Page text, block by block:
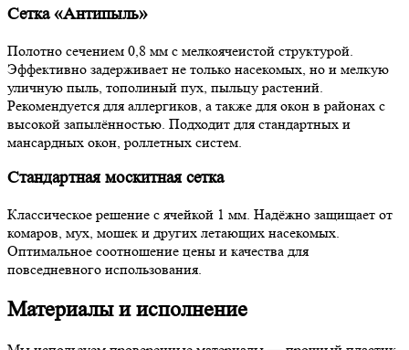
Сетка «Антипыль»
Полотно сечением 0,8 мм с мелкоячеистой структурой.
Эффективно задерживает не только насекомых, но и мелкую
уличную пыль, тополиный пух, пыльцу растений.
Рекомендуется для аллергиков, а также для окон в районах с
высокой запылённостью. Подходит для стандартных и
мансардных окон, роллетных систем.
Стандартная москитная сетка
Классическое решение с ячейкой 1 мм. Надёжно защищает от
комаров, мух, мошек и других летающих насекомых.
Оптимальное соотношение цены и качества для
повседневного использования.
Материалы и исполнение